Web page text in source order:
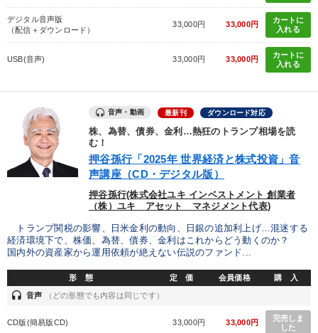
デジタル音声版
（配信＋ダウンロード）
33,000円 33,000円
カートに
入れる
USB(音声) 33,000円 33,000円
カートに
入れる
音声・動画 最新刊 ダウンロード対応
株、為替、債券、金利…熱狂のトランプ相場を読
む！
押谷孫行「2025年 世界経済と株式投資」音
声講座（CD・デジタル版）
押谷孫行(株式会社ユキ インベストメント 創業者
（株）ユキ アセット マネジメント代表)
トランプ関税の影響、日米金利の動向、日銀の追加利上げ…混迷する
経済環境下で、株価、為替、債券、金利はこれからどう動くのか？
国内外の資産家から運用依頼が絶えない伝説のファンド...
形 態 定 価 会員価格 購 入
headset 音声 （どの形態でも内容は同じです）
CD版(簡易版CD) 33,000円 33,000円
完売しま
した